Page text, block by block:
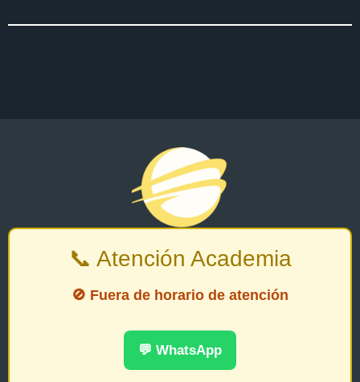
📞 Atención Academia
🚫 Fuera de horario de atención
💬 WhatsApp